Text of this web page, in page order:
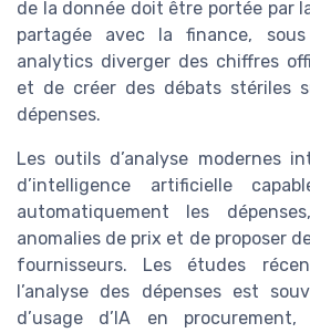
de la donnée doit être portée par
partagée avec la finance,
analytics diverger des chiffres
et de créer des débats stériles
dépenses.
Les outils d’analyse modernes
d’intelligence artificielle
automatiquement les
anomalies de prix et de proposer
fournisseurs. Les études
l’analyse des dépenses est
d’usage d’IA en